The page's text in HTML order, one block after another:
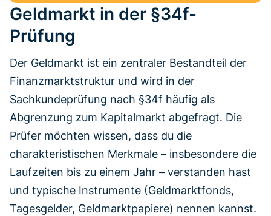
Geldmarkt in der §34f-
Prüfung
Der Geldmarkt ist ein zentraler Bestandteil der
Finanzmarktstruktur und wird in der
Sachkundeprüfung nach §34f häufig als
Abgrenzung zum Kapitalmarkt abgefragt. Die
Prüfer möchten wissen, dass du die
charakteristischen Merkmale – insbesondere die
Laufzeiten bis zu einem Jahr – verstanden hast
und typische Instrumente (Geldmarktfonds,
Tagesgelder, Geldmarktpapiere) nennen kannst.